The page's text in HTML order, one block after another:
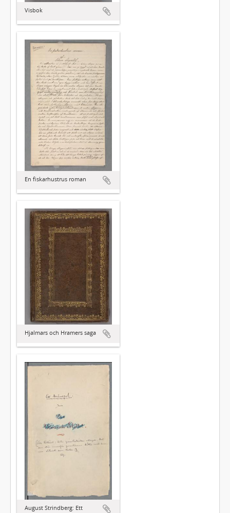
Visbok
En fiskarhustrus roman
Hjalmars och Hramers saga
August Strindberg: Ett